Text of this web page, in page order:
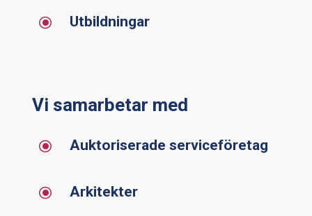
\ Utbildningar
Vi samarbetar med
\ Auktoriserade serviceföretag
\ Arkitekter